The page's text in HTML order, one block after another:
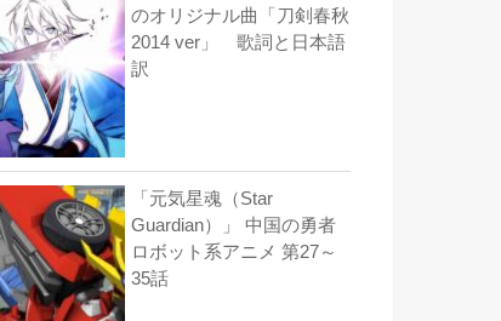
のオリジナル曲「刀剣春秋
2014 ver」 歌詞と日本語
訳
「元気星魂（Star
Guardian）」 中国の勇者
ロボット系アニメ 第27～
35話